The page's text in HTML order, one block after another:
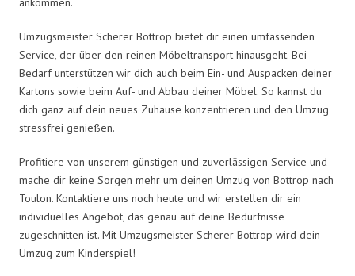
Umzugsmeister Scherer Bottrop bietet dir einen umfassenden
Service, der über den reinen Möbeltransport hinausgeht. Bei
Bedarf unterstützen wir dich auch beim Ein- und Auspacken deiner
Kartons sowie beim Auf- und Abbau deiner Möbel. So kannst du
dich ganz auf dein neues Zuhause konzentrieren und den Umzug
stressfrei genießen.
Profitiere von unserem günstigen und zuverlässigen Service und
mache dir keine Sorgen mehr um deinen Umzug von Bottrop nach
Toulon. Kontaktiere uns noch heute und wir erstellen dir ein
individuelles Angebot, das genau auf deine Bedürfnisse
zugeschnitten ist. Mit Umzugsmeister Scherer Bottrop wird dein
Umzug zum Kinderspiel!